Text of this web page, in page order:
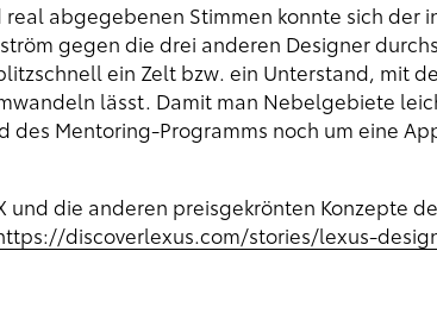
abgegebenen Stimmen konnte sich der
gegen die drei anderen Designer
ein Zelt bzw. ein Unterstand, mit
lässt. Damit man Nebelgebiete
des Mentoring-Programms noch um eine
und die anderen preisgekrönten Konzepte
discoverlexus.com/stories/lexus-